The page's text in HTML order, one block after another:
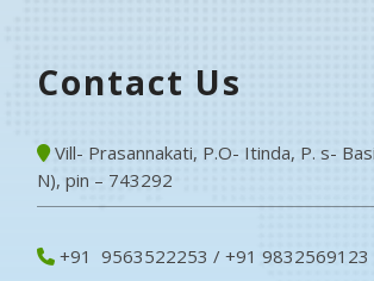
Contact Us
Vill- Prasannakati, P.O- Itinda, P. s-
N), pin – 743292
+91 9563522253 / +91 9832569123